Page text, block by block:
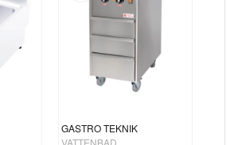
GASTRO TEKNIK